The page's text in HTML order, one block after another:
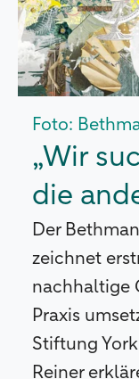
Foto:
„Wir
die
Der
zeichnet
nachhaltige
Praxis
Stiftung
Reiner